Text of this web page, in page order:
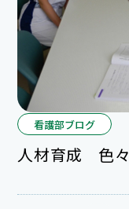
看護部ブログ
人材育成 色々